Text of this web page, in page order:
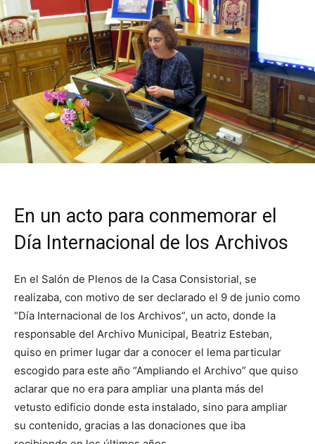
En un acto para conmemorar el
Día Internacional de los Archivos
En el Salón de Plenos de la Casa Consistorial, se
realizaba, con motivo de ser declarado el 9 de junio como
“Día Internacional de los Archivos”, un acto, donde la
responsable del Archivo Municipal, Beatriz Esteban,
quiso en primer lugar dar a conocer el lema particular
escogido para este año “Ampliando el Archivo” que quiso
aclarar que no era para ampliar una planta más del
vetusto edificio donde esta instalado, sino para ampliar
su contenido, gracias a las donaciones que iba